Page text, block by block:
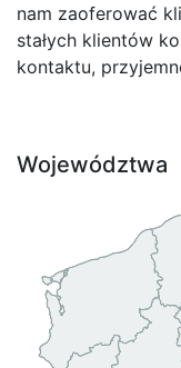
nam zaoferować
stałych klientów
kontaktu,
Województwa